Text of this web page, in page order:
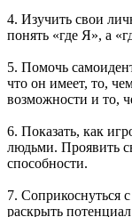
4. Изучить свои
понять «где Я», а
5. Помочь
что он имеет, то,
возможности и то,
6. Показать, как
людьми. Проявить
способности.
7. Соприкоснуться
раскрыть